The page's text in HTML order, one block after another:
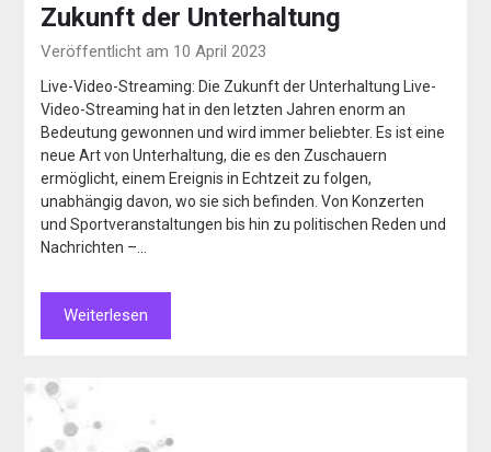
Zukunft der Unterhaltung
Veröffentlicht am 10 April 2023
Live-Video-Streaming: Die Zukunft der Unterhaltung Live-
Video-Streaming hat in den letzten Jahren enorm an
Bedeutung gewonnen und wird immer beliebter. Es ist eine
neue Art von Unterhaltung, die es den Zuschauern
ermöglicht, einem Ereignis in Echtzeit zu folgen,
unabhängig davon, wo sie sich befinden. Von Konzerten
und Sportveranstaltungen bis hin zu politischen Reden und
Nachrichten –…
Weiterlesen